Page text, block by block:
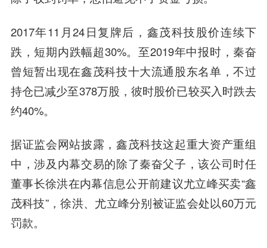
2017年11月24日复牌后，鑫茂科技股价连续下
跌，短期内跌幅超30%。至2019年中报时，秦奋
曾短暂出现在鑫茂科技十大流通股东名单，不过
持仓已减少至378万股，彼时股价已较买入时跌去
约40%。
据证监会网站披露，鑫茂科技这起重大资产重组
中，涉及内幕交易的除了秦奋父子，该公司时任
董事长徐洪在内幕信息公开前建议尤立峰买卖“鑫
茂科技”，徐洪、尤立峰分别被证监会处以60万元
罚款。